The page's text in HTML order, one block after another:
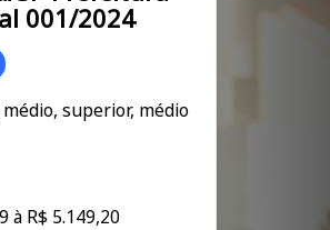
001/2024
superior, médio
à R$ 5.149,20